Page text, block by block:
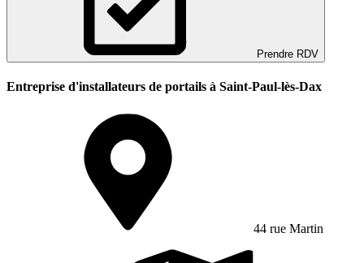
Prendre RDV
Entreprise d'installateurs de portails à Saint-Paul-lès-Dax
44 rue Martin